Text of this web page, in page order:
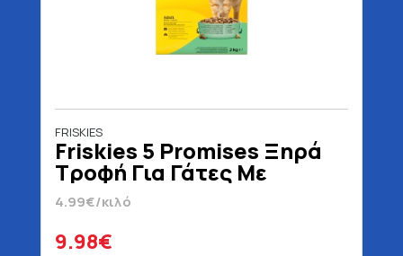
FRISKIES
Friskies 5 Promises Ξηρά
Τροφή Για Γάτες Με
Κουνέλι Κοτόπουλο &
Λαχανικά 2 kg
4.99€/κιλό
9.98€